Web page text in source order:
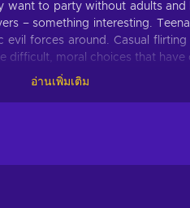
to party without adults and
– something interesting.
forces around. Casual
difficult, moral choices that
smallest will form the game’s
อ่านเพิ่มเติม